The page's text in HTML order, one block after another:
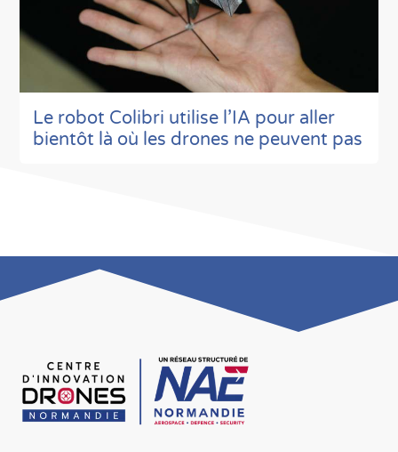
Le robot Colibri utilise l’IA pour aller
bientôt là où les drones ne peuvent pas